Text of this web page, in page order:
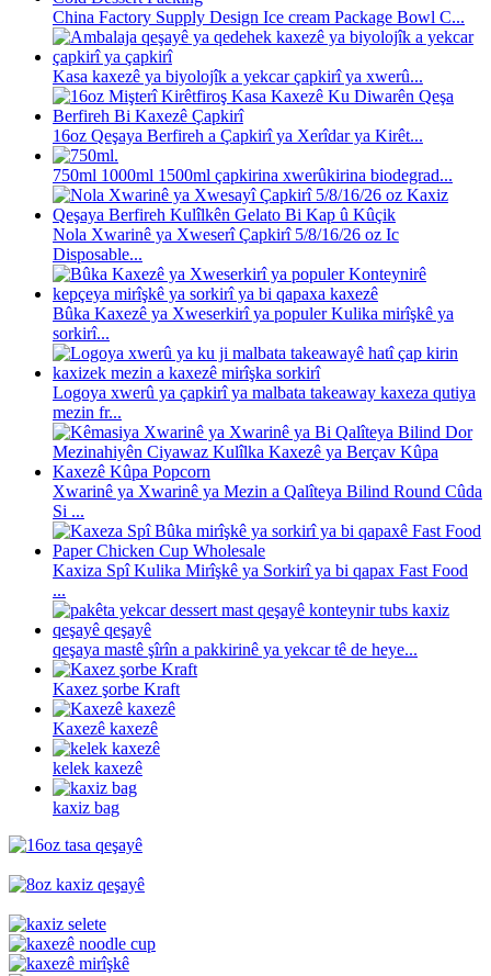
China Factory Supply Design Ice cream Package Bowl C...
Kasa kaxezê ya biyolojîk a yekcar çapkirî ya xwerû...
16oz Qeşaya Berfireh a Çapkirî ya Xerîdar ya Kirêt...
750ml 1000ml 1500ml çapkirina xwerûkirina biodegrad...
Nola Xwarinê ya Xweserî Çapkirî 5/8/16/26 oz Ic
Disposable...
Bûka Kaxezê ya Xweserkirî ya populer Kulika mirîşkê ya
sorkirî...
Logoya xwerû ya çapkirî ya malbata takeaway kaxeza qutiya
mezin fr...
Xwarinê ya Xwarinê ya Mezin a Qalîteya Bilind Round Cûda
Si ...
Kaxiza Spî Kulika Mirîşkê ya Sorkirî ya bi qapax Fast Food
...
qeşaya mastê şîrîn a pakkirinê ya yekcar tê de heye...
Kaxez şorbe Kraft
Kaxezê kaxezê
kelek kaxezê
kaxiz bag